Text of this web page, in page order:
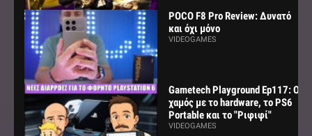
POCO F8 Pro Review: Δυνατό
και όχι μόνο
VIDEOGAMES
Gametech Playground Ep117: Ο
χαμός με το hardware, το PS6
Portable και το "Ριφιφί"
VIDEOGAMES